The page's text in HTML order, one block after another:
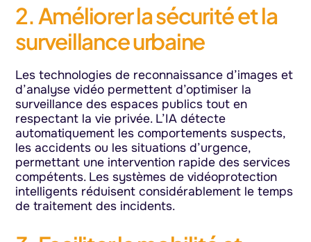
2. Améliorer la sécurité et la
surveillance urbaine
Les technologies de reconnaissance d’images et
d’analyse vidéo permettent d’optimiser la
surveillance des espaces publics tout en
respectant la vie privée. L’IA détecte
automatiquement les comportements suspects,
les accidents ou les situations d’urgence,
permettant une intervention rapide des services
compétents. Les systèmes de vidéoprotection
intelligents réduisent considérablement le temps
de traitement des incidents.